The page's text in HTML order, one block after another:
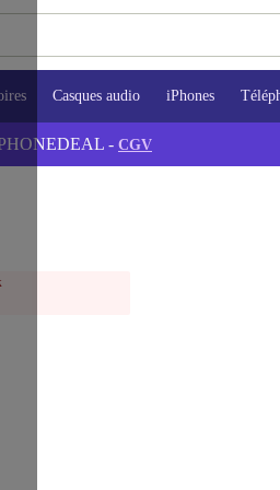
Casques audio iPhones
- CGV